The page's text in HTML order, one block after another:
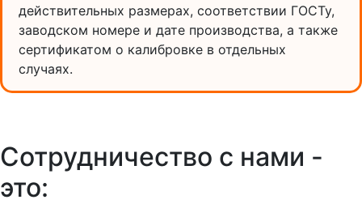
действительных размерах, соответствии ГОСТу,
заводском номере и дате производства, а также
сертификатом о калибровке в отдельных
случаях.
Сотрудничество с нами -
это: